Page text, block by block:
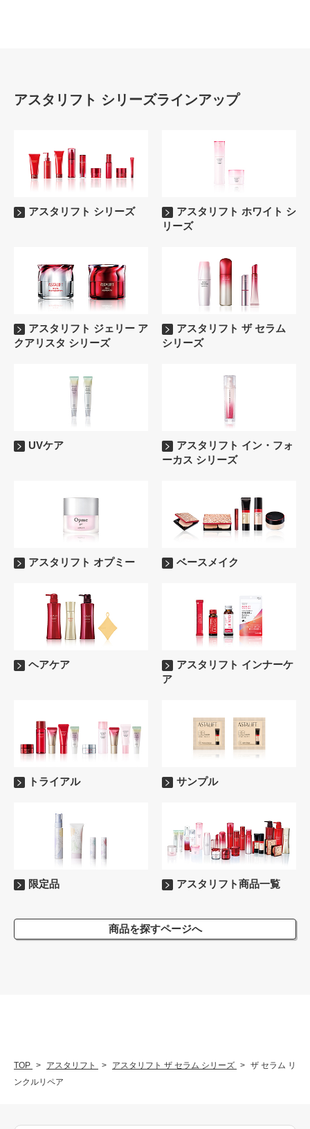
アスタリフト シリーズラインアップ
アスタリフト シリーズ
アスタリフト ホワイト シ
リーズ
アスタリフト ジェリー ア
クアリスタ シリーズ
アスタリフト ザ セラム
シリーズ
UVケア
アスタリフト イン・フォ
ーカス シリーズ
アスタリフト オプミー ベースメイク
ヘアケア
アスタリフト インナーケ
ア
トライアル サンプル
限定品 アスタリフト商品一覧
商品を探すページへ
TOP アスタリフト アスタリフト ザ セラム シリーズ
ザ セラム リ
ンクルリペア